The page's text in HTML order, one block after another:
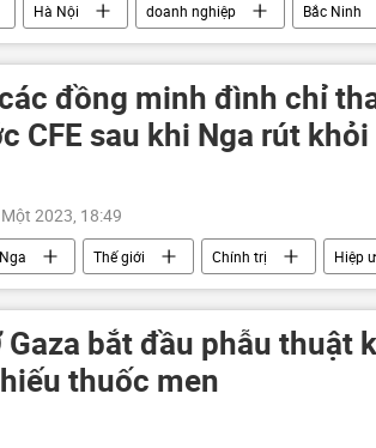
Hà Nội doanh nghiệp Bắc Ninh
đồng minh đình chỉ
CFE sau khi Nga rút khỏi
2023, 18:49
Nga Thế giới Chính trị Hiệp
Gaza bắt đầu phẫu thuật
thuốc men